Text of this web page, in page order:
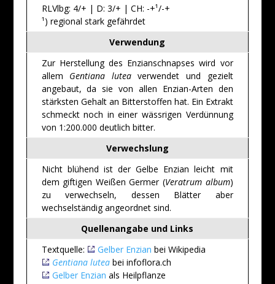
RLVlbg: 4/+ | D: 3/+ | CH: -+¹/-+
¹) regional stark gefährdet
Verwendung
Zur Herstellung des Enzianschnapses wird vor
allem Gentiana luteaverwendet und gezielt
angebaut, da sie von allen Enzian-Arten den
stärksten Gehalt an Bitterstoffen hat. Ein Extrakt
schmeckt noch in einer wässrigen Verdünnung
von 1:200.000 deutlich bitter.
Verwechslung
Nicht blühend ist der Gelbe Enzian leicht mit
dem giftigen Weißen Germer (Veratrum album)
zu verwechseln, dessen Blätter aber
wechselständig angeordnet sind.
Quellenangabe und Links
Textquelle:
Gelber Enzian bei Wikipedia
Gentiana luteabei infoflora.ch
Gelber Enzian als Heilpflanze